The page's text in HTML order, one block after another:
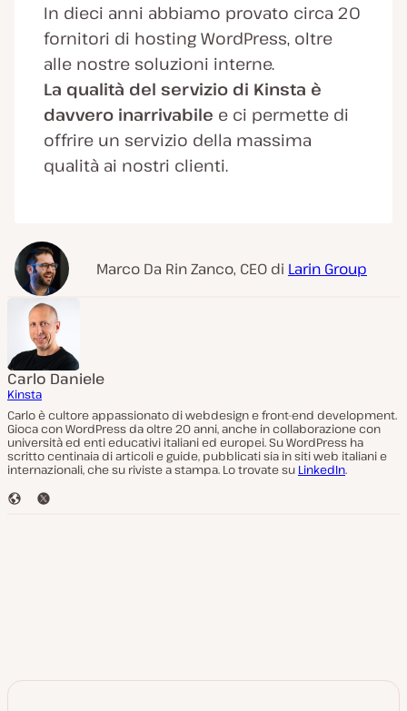
In dieci anni abbiamo provato circa 20
fornitori di hosting WordPress, oltre
alle nostre soluzioni interne.
La qualità del servizio di Kinsta è
davvero inarrivabile e ci permette di
offrire un servizio della massima
qualità ai nostri clienti.
Marco Da Rin Zanco, CEO di Larin Group
Carlo Daniele
Kinsta
Carlo è cultore appassionato di webdesign e front-end development.
Gioca con WordPress da oltre 20 anni, anche in collaborazione con
università ed enti educativi italiani ed europei. Su WordPress ha
scritto centinaia di articoli e guide, pubblicati sia in siti web italiani e
internazionali, che su riviste a stampa. Lo trovate su LinkedIn.
S
T